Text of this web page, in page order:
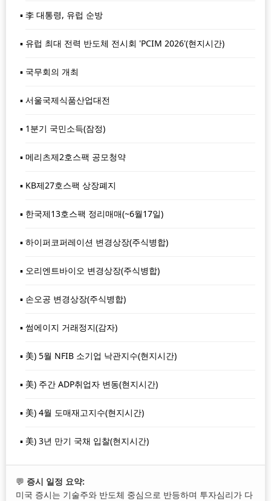
李 대통령, 유럽 순방
유럽 최대 전력 반도체 전시회 'PCIM 2026'(현지시간)
국무회의 개최
서울국제식품산업대전
1분기 국민소득(잠정)
메리츠제2호스팩 공모청약
KB제27호스팩 상장폐지
한국제13호스팩 정리매매(~6월17일)
하이퍼코퍼레이션 변경상장(주식병합)
오리엔트바이오 변경상장(주식병합)
손오공 변경상장(주식병합)
썸에이지 거래정지(감자)
美) 5월 NFIB 소기업 낙관지수(현지시간)
美) 주간 ADP취업자 변동(현지시간)
美) 4월 도매재고지수(현지시간)
美) 3년 만기 국채 입찰(현지시간)
💬 증시 일정 요약:
미국 증시는 기술주와 반도체 중심으로 반등하며 투자심리가 다